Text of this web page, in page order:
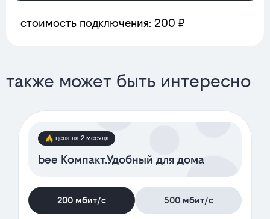
стоимость подключения: 200 ₽
также может быть интересно
цена на 2 месяца
bee Компакт.Удобный для дома
200 мбит/с 500 мбит/с